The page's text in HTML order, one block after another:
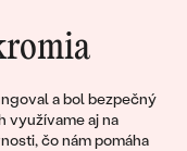
a bol bezpečný
využívame aj na
čo nám pomáha